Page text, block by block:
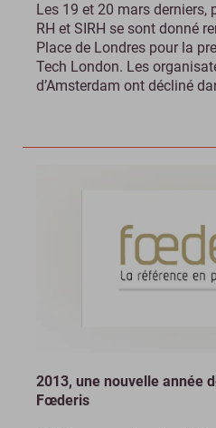
Les 19 et 20 mars derniers,
RH et SIRH se sont donné
Place de Londres pour la
Tech London. Les
d’Amsterdam ont décliné
2013, une nouvelle année
Fœderis